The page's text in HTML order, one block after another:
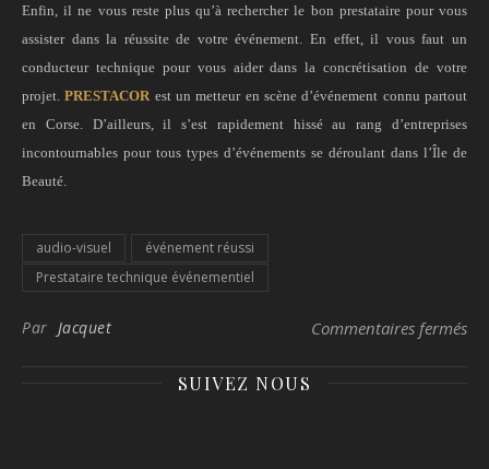
Enfin, il ne vous reste plus qu’à rechercher le bon prestataire pour vous
assister dans la réussite de votre événement. En effet, il vous faut un
conducteur technique pour vous aider dans la concrétisation de votre
projet.PRESTACOR est un metteur en scène d’événement connu partout
en Corse. D’ailleurs, il s’est rapidement hissé au rang d’entreprises
incontournables pour tous types d’événements se déroulant dans l’Île de
Beauté.
audio-visuel
événement réussi
Prestataire technique événementiel
Par Jacquet Commentaires fermés
SUIVEZ NOUS